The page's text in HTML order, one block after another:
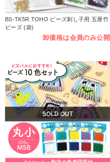
BS-TK5R TOHO ビーズ刺し子用 五厘竹
ビーズ (袋)
卸価格は会員のみ公開
SOLD OUT